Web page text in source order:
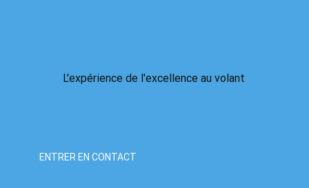
ENTRER EN CONTACT
L'expérience de l'excellence au volant